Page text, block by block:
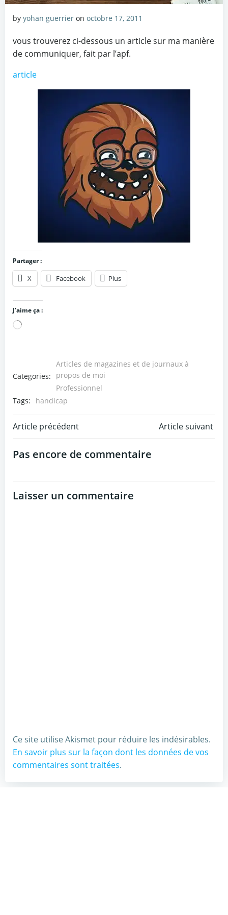
by yohan guerrier on octobre 17, 2011
vous trouverez ci-dessous un article sur ma manière
de communiquer, fait par l’apf.
article
Partager :
X Facebook Plus
J’aime ça :
Chargement…
Categories:
Articles de magazines et de journaux à
propos de moi
Professionnel
Tags:
handicap
Post
navigation
Article précédent
navigation
Article suivant
Pas encore de commentaire
Laisser un commentaire
Ce site utilise Akismet pour réduire les indésirables.
En savoir plus sur la façon dont les données de vos
commentaires sont traitées.